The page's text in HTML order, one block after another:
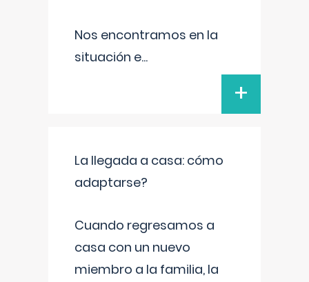
Nos encontramos en la
situación e...
+
La llegada a casa: cómo
adaptarse?
Cuando regresamos a
casa con un nuevo
miembro a la familia, la